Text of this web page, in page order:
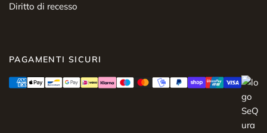
Diritto di recesso
PAGAMENTI SICURI